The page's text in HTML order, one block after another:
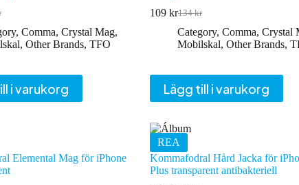
, Comma, Crystal Mag,
, Other Brands, TFO
i varukorg
134kr
Det
ursprungliga
priset
109 krDet
nuvarande
priset
Category, Comma, Crystal
Mobilskal, Other Brands,
Lägg till i varukorg
Elemental Mag för iPhone
REA
Kommafodral Hård Jacka för
Plus transparent antibakteriell